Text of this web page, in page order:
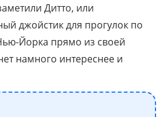
Дитто, или
джойстик для прогулок по
Йорка прямо из своей
намного интереснее и